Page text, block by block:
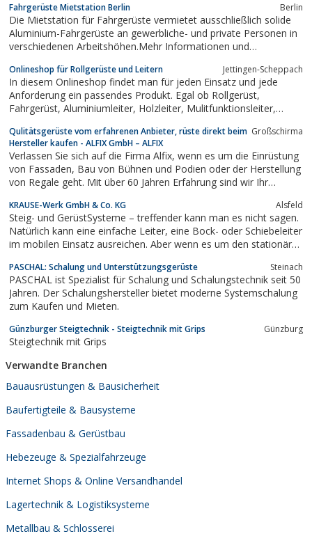
Zugangstechnik im Industriebereichund ein umfassender
Service.Unsere Dienstleistungen umfassen...
Fahrgerüste Mietstation Berlin Berlin
Die Mietstation für Fahrgerüste vermietet ausschließlich solide
Aluminium-Fahrgerüste an gewerbliche- und private Personen in
verschiedenen Arbeitshöhen.Mehr Informationen und
www.fahrgerueste-vermietung.de
Onlineshop für Rollgerüste und Leitern Jettingen-Scheppach
In diesem Onlineshop findet man für jeden Einsatz und jede
Anforderung ein passendes Produkt. Egal ob Rollgerüst,
Fahrgerüst, Aluminiumleiter, Holzleiter, Mulitfunktionsleiter,
Leistungsvershältnis und eine konstant hohe Qualität der
Produkte sind...
Qulitätsgerüste vom erfahrenen Anbieter, rüste direkt beim
Hersteller kaufen - ALFIX GmbH – ALFIX
Großschirma
Verlassen Sie sich auf die Firma Alfix, wenn es um die Einrüstung
von Fassaden, Bau von Bühnen und Podien oder der Herstellung
von Regale geht. Mit über 60 Jahren Erfahrung sind wir Ihr
KRAUSE-Werk GmbH & Co. KG Alsfeld
Steig- und GerüstSysteme – treffender kann man es nicht sagen.
Natürlich kann eine einfache Leiter, eine Bock- oder Schiebeleiter
im mobilen Einsatz ausreichen. Aber wenn es um den stationären
PASCHAL: Schalung und Unterstützungsgerüste Steinach
PASCHAL ist Spezialist für Schalung und Schalungstechnik seit 50
Jahren. Der Schalungshersteller bietet moderne Systemschalung
zum Kaufen und Mieten.
Günzburger Steigtechnik - Steigtechnik mit Grips Günzburg
Steigtechnik mit Grips
Verwandte Branchen
Bauausrüstungen & Bausicherheit
Baufertigteile & Bausysteme
Fassadenbau & Gerüstbau
Hebezeuge & Spezialfahrzeuge
Internet Shops & Online Versandhandel
Lagertechnik & Logistiksysteme
Metallbau & Schlosserei